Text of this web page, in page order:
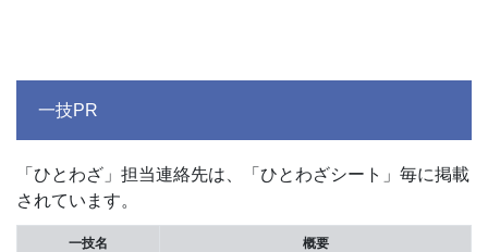
一技PR
「ひとわざ」担当連絡先は、「ひとわざシート」毎に掲載
されています。
一技名 概要